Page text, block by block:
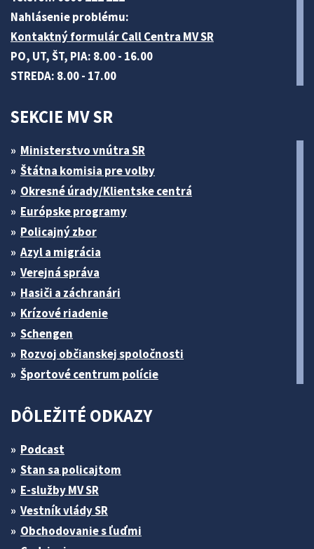
Nahlásenie problému:
Kontaktný formulár Call Centra MV SR
PO, UT, ŠT, PIA: 8.00 - 16.00
STREDA: 8.00 - 17.00
SEKCIE MV SR
Ministerstvo vnútra SR
Štátna komisia pre volby
Okresné úrady/Klientske centrá
Európske programy
Policajný zbor
Azyl a migrácia
Verejná správa
Hasiči a záchranári
Krízové riadenie
Schengen
Rozvoj občianskej spoločnosti
Športové centrum polície
DÔLEŽITÉ ODKAZY
Podcast
Stan sa policajtom
E-služby MV SR
Vestník vlády SR
Obchodovanie s ľuďmi